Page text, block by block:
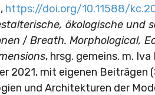
https://doi.org/10.11588/
ökologische und
/ Breath. Morphological,
, hrsg. gemeins. m. Iva
2021, mit eigenen Beiträgen
und Architekturen der